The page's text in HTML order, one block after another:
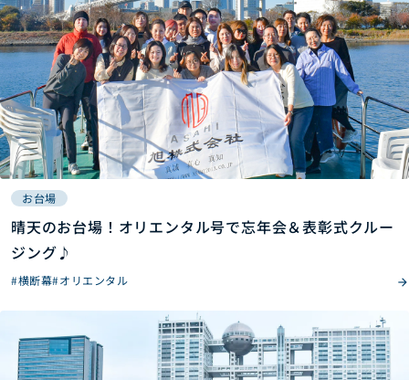
お台場
晴天のお台場！オリエンタル号で忘年会＆表彰式クルー
ジング♪
#横断幕#オリエンタル